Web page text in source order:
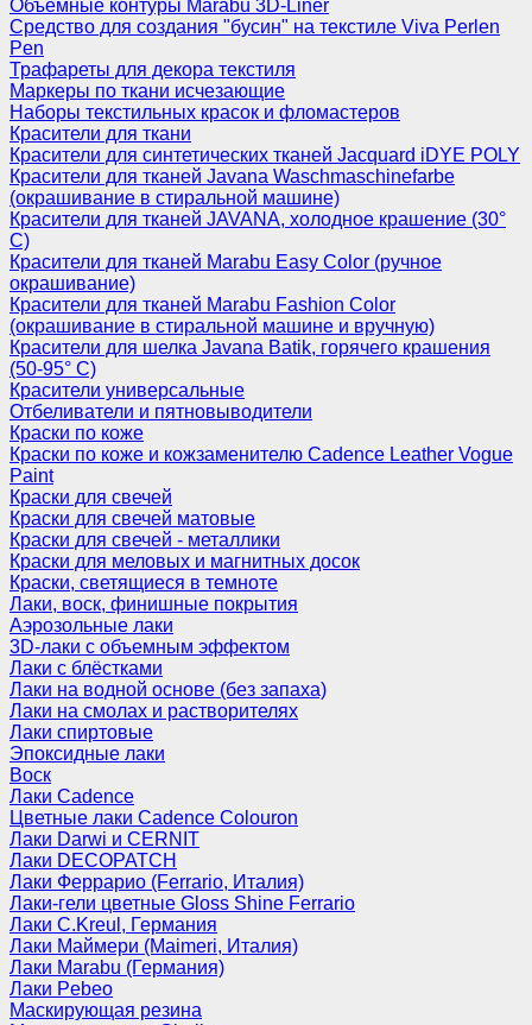
Объемные контуры Marabu 3D-Liner
Средство для создания "бусин" на текстиле Viva Perlen
Pen
Трафареты для декора текстиля
Маркеры по ткани исчезающие
Наборы текстильных красок и фломастеров
Красители для ткани
Красители для синтетических тканей Jacquard iDYE POLY
Красители для тканей Javana Waschmaschinefarbe
(окрашивание в стиральной машине)
Красители для тканей JAVANA, холодное крашение (30°
С)
Красители для тканей Marabu Easy Color (ручное
окрашивание)
Красители для тканей Marabu Fashion Color
(окрашивание в стиральной машине и вручную)
Красители для шелка Javana Batik, горячего крашения
(50-95° С)
Красители универсальные
Отбеливатели и пятновыводители
Краски по коже
Краски по коже и кожзаменителю Cadence Leather Vogue
Paint
Краски для свечей
Краски для свечей матовые
Краски для свечей - металлики
Краски для меловых и магнитных досок
Краски, светящиеся в темноте
Лаки, воск, финишные покрытия
Аэрозольные лаки
3D-лаки с объемным эффектом
Лаки с блёстками
Лаки на водной основе (без запаха)
Лаки на смолах и растворителях
Лаки спиртовые
Эпоксидные лаки
Воск
Лаки Cadence
Цветные лаки Cadence Colouron
Лаки Darwi и CERNIT
Лаки DECOPATCH
Лаки Феррарио (Ferrario, Италия)
Лаки-гели цветные Gloss Shine Ferrario
Лаки C.Kreul, Германия
Лаки Маймери (Maimeri, Италия)
Лаки Marabu (Германия)
Лаки Pebeo
Маскирующая резина